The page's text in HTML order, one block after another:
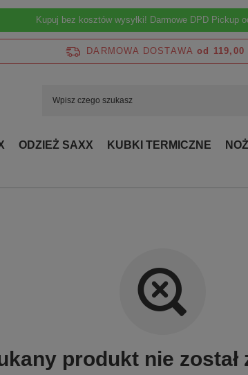
Kupuj bez kosztów wysyłki! Darmowe DPD Pickup
DARMOWA DOSTAWA od 119,00
ODZIEŻ SAXX KUBKI TERMICZNE
produkt nie został